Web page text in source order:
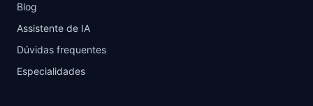
Blog
Assistente de IA
Dúvidas frequentes
Especialidades